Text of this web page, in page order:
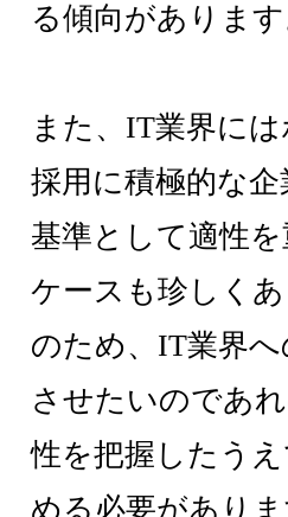
る傾向があります
また、IT業界に
採用に積極的な
基準として適性
ケースも珍しく
のため、IT業界
させたいのであ
性を把握したう
める必要がありま